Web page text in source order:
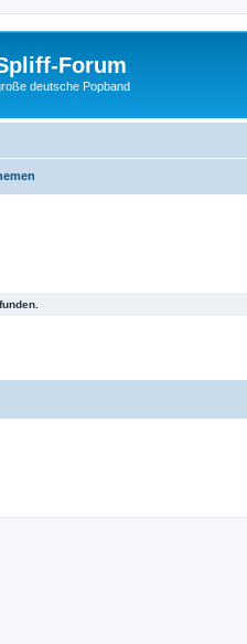
Forum
deutsche Popband